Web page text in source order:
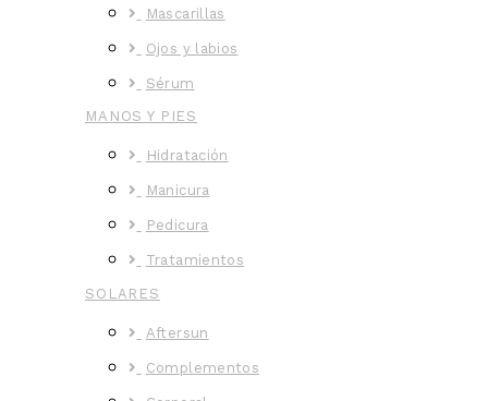
Mascarillas
Ojos y labios
Sérum
MANOS Y PIES
Hidratación
Manicura
Pedicura
Tratamientos
SOLARES
Aftersun
Complementos